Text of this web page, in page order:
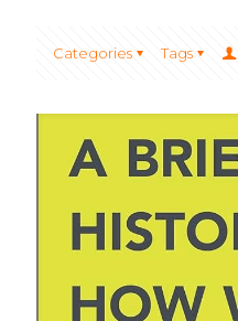
Categories Tags